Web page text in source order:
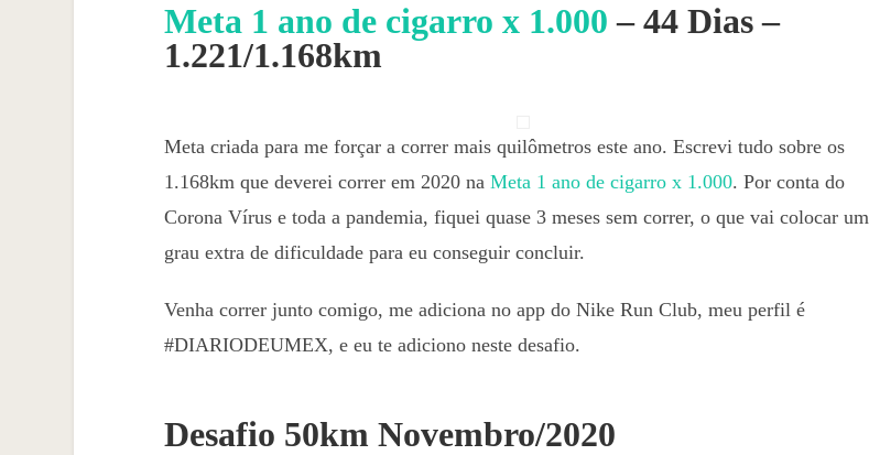
Meta 1 ano de cigarro x 1.000 – 44 Dias –
1.221/1.168km
Meta criada para me forçar a correr mais quilômetros este ano. Escrevi tudo sobre os
1.168km que deverei correr em 2020 na Meta 1 ano de cigarro x 1.000. Por conta do
Corona Vírus e toda a pandemia, fiquei quase 3 meses sem correr, o que vai colocar um
grau extra de dificuldade para eu conseguir concluir.
Venha correr junto comigo, me adiciona no app do Nike Run Club, meu perfil é
#DIARIODEUMEX, e eu te adiciono neste desafio.
Desafio 50km Novembro/2020